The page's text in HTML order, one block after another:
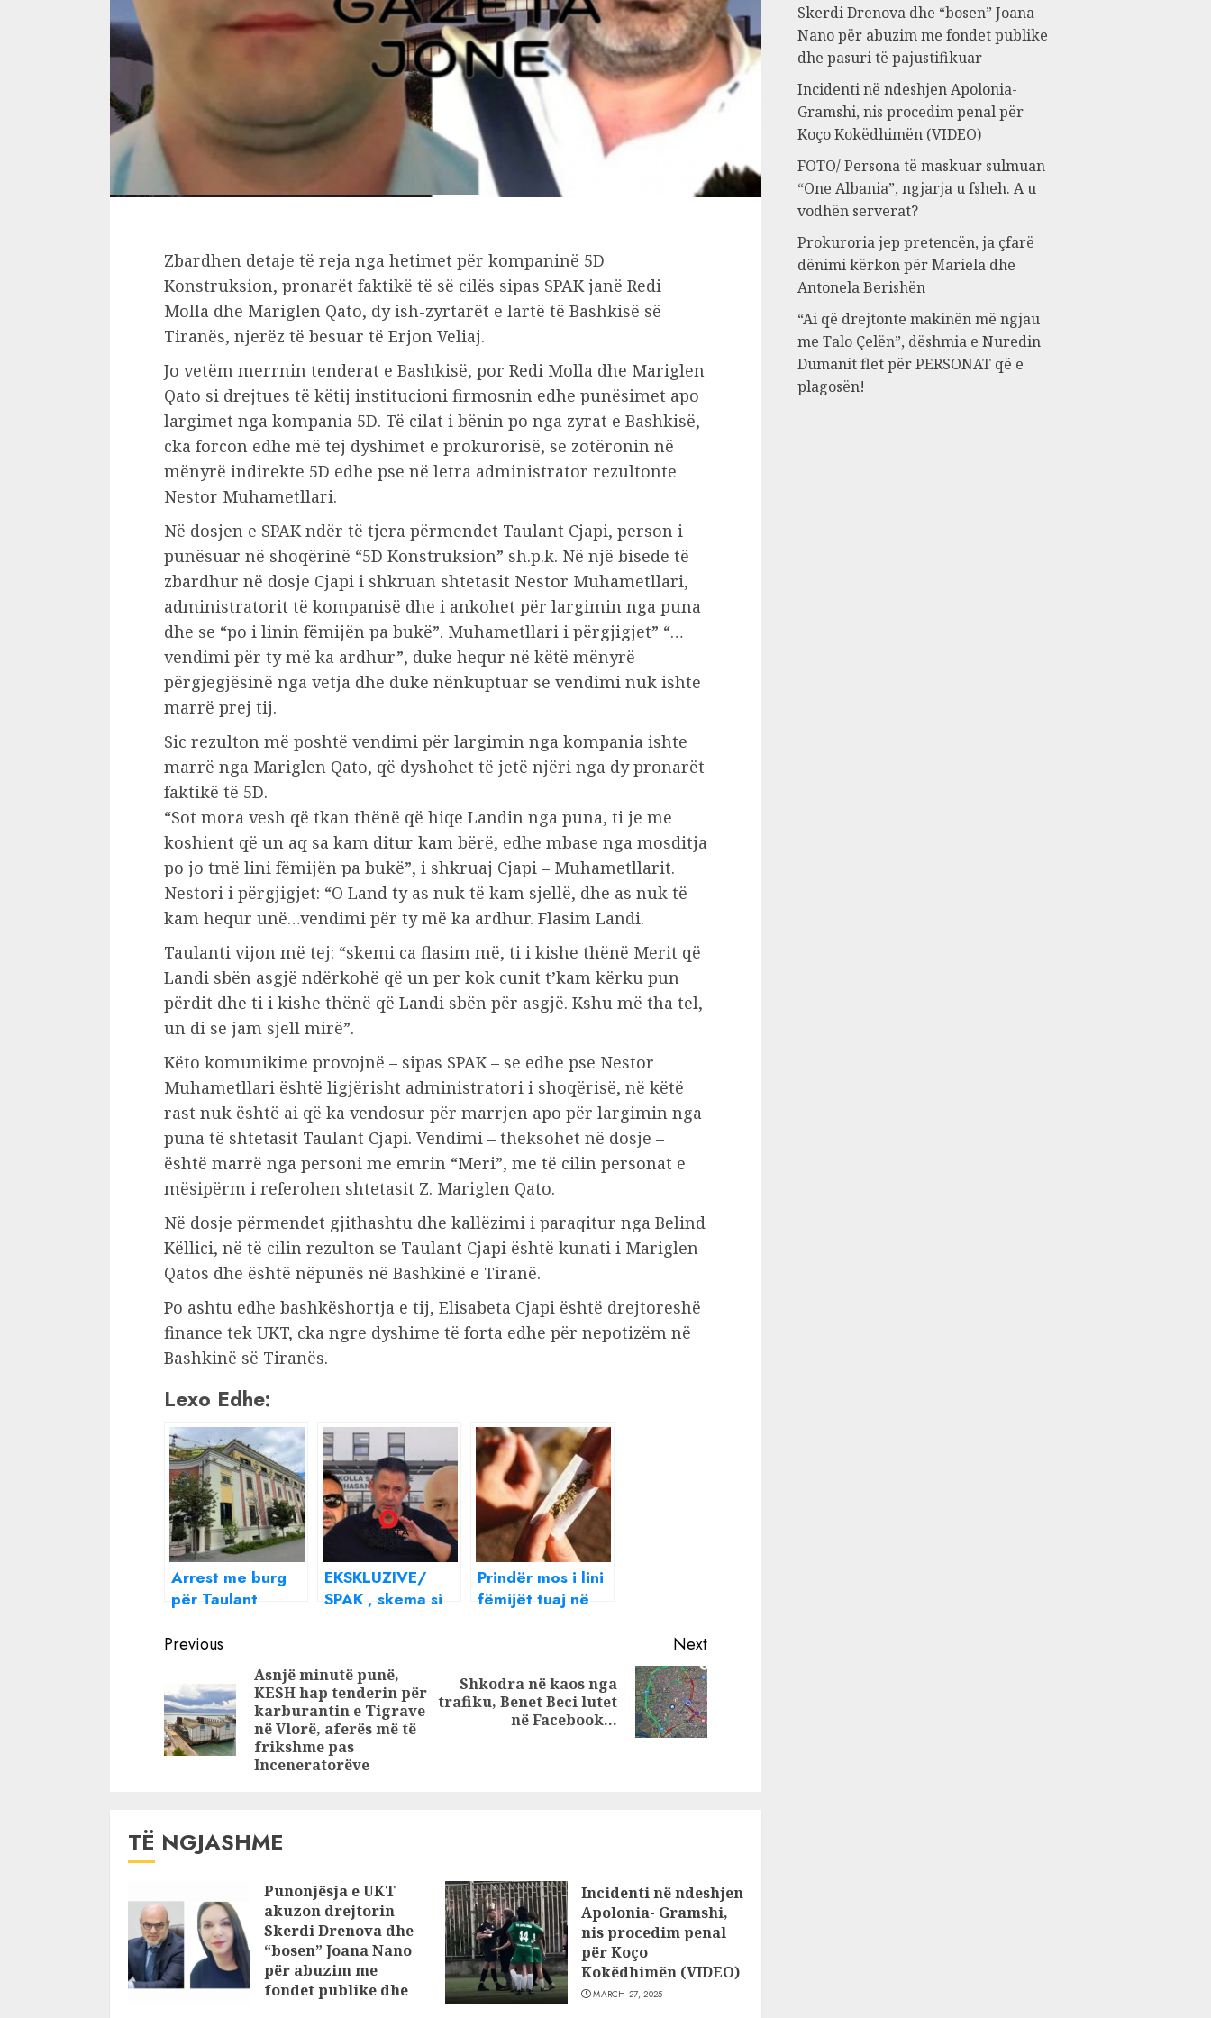
Zbardhen detaje të reja nga hetimet për kompaninë 5D
Konstruksion, pronarët faktikë të së cilës sipas SPAK janë Redi
Molla dhe Mariglen Qato, dy ish-zyrtarët e lartë të Bashkisë së
Tiranës, njerëz të besuar të Erjon Veliaj.
Jo vetëm merrnin tenderat e Bashkisë, por Redi Molla dhe Mariglen
Qato si drejtues të këtij institucioni firmosnin edhe punësimet apo
largimet nga kompania 5D. Të cilat i bënin po nga zyrat e Bashkisë,
cka forcon edhe më tej dyshimet e prokurorisë, se zotëronin në
mënyrë indirekte 5D edhe pse në letra administrator rezultonte
Nestor Muhametllari.
Në dosjen e SPAK ndër të tjera përmendet Taulant Cjapi, person i
punësuar në shoqërinë “5D Konstruksion” sh.p.k. Në një bisede të
zbardhur në dosje Cjapi i shkruan shtetasit Nestor Muhametllari,
administratorit të kompanisë dhe i ankohet për largimin nga puna
dhe se “po i linin fëmijën pa bukë”. Muhametllari i përgjigjet” “…
vendimi për ty më ka ardhur”, duke hequr në këtë mënyrë
përgjegjësinë nga vetja dhe duke nënkuptuar se vendimi nuk ishte
marrë prej tij.
Sic rezulton më poshtë vendimi për largimin nga kompania ishte
marrë nga Mariglen Qato, që dyshohet të jetë njëri nga dy pronarët
faktikë të 5D.
“Sot mora vesh që tkan thënë që hiqe Landin nga puna, ti je me
koshient që un aq sa kam ditur kam bërë, edhe mbase nga mosditja
po jo tmë lini fëmijën pa bukë”, i shkruaj Cjapi – Muhametllarit.
Nestori i përgjigjet: “O Land ty as nuk të kam sjellë, dhe as nuk të
kam hequr unë…vendimi për ty më ka ardhur. Flasim Landi.
Taulanti vijon më tej: “skemi ca flasim më, ti i kishe thënë Merit që
Landi sbën asgjë ndërkohë që un per kok cunit t’kam kërku pun
përdit dhe ti i kishe thënë që Landi sbën për asgjë. Kshu më tha tel,
un di se jam sjell mirë”.
Këto komunikime provojnë – sipas SPAK – se edhe pse Nestor
Muhametllari është ligjërisht administratori i shoqërisë, në këtë
rast nuk është ai që ka vendosur për marrjen apo për largimin nga
puna të shtetasit Taulant Cjapi. Vendimi – theksohet në dosje –
është marrë nga personi me emrin “Meri”, me të cilin personat e
mësipërm i referohen shtetasit Z. Mariglen Qato.
Në dosje përmendet gjithashtu dhe kallëzimi i paraqitur nga Belind
Këllici, në të cilin rezulton se Taulant Cjapi është kunati i Mariglen
Qatos dhe është nëpunës në Bashkinë e Tiranë.
Po ashtu edhe bashkëshortja e tij, Elisabeta Cjapi është drejtoreshë
finance tek UKT, cka ngre dyshime të forta edhe për nepotizëm në
Bashkinë së Tiranës.
Lexo Edhe:
Arrest me burg
për Taulant
Mollën dhe
Mariglen Qaton,
SPAK zbulon se si
drejtorët e
Bashkisë Tiranë
vodhën fondet
EKSKLUZIVE/
SPAK , skema si
drejtorët e
arrestuar të
Bashkisë Tiranë
Prindër mos i lini
fëmijët tuaj në
Continue
Reading
Previous
Previous
Asnjë minutë punë,
KESH hap tenderin për
karburantin e Tigrave
në Vlorë, aferës më të
frikshme pas
Inceneratorëve
Next
Next
Shkodra në kaos nga
trafiku, Benet Beci lutet
në Facebook…
TË NGJASHME
Punonjësja e UKT
akuzon drejtorin
Skerdi Drenova dhe
“bosen” Joana Nano
për abuzim me
fondet publike dhe
Incidenti në ndeshjen
Apolonia- Gramshi,
nis procedim penal
për Koço
Kokëdhimën (VIDEO)
MARCH 27, 2025
Skerdi Drenova dhe “bosen” Joana
Nano për abuzim me fondet publike
dhe pasuri të pajustifikuar
Incidenti në ndeshjen Apolonia-
Gramshi, nis procedim penal për
Koço Kokëdhimën (VIDEO)
FOTO/ Persona të maskuar sulmuan
“One Albania”, ngjarja u fsheh. A u
vodhën serverat?
Prokuroria jep pretencën, ja çfarë
dënimi kërkon për Mariela dhe
Antonela Berishën
“Ai që drejtonte makinën më ngjau
me Talo Çelën”, dëshmia e Nuredin
Dumanit flet për PERSONAT që e
plagosën!